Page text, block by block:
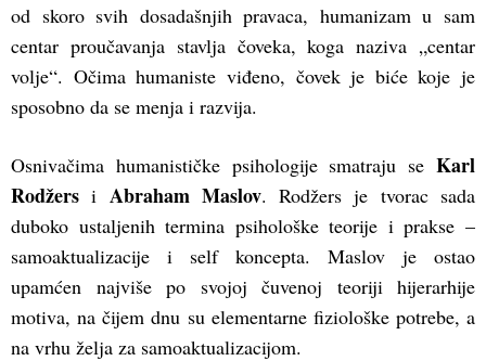
od skoro svih dosadašnjih pravaca, humanizam u sam
centar proučavanja stavlja čoveka, koga naziva „centar
volje“. Očima humaniste viđeno, čovek je biće koje je
sposobno da se menja i razvija.
Osnivačima humanističke psihologije smatraju se Karl
Rodžers i Abraham Maslov. Rodžers je tvorac sada
duboko ustaljenih termina psihološke teorije i prakse –
samoaktualizacije i self koncepta. Maslov je ostao
upamćen najviše po svojoj čuvenoj teoriji hijerarhije
motiva, na čijem dnu su elementarne fiziološke potrebe, a
na vrhu želja za samoaktualizacijom.